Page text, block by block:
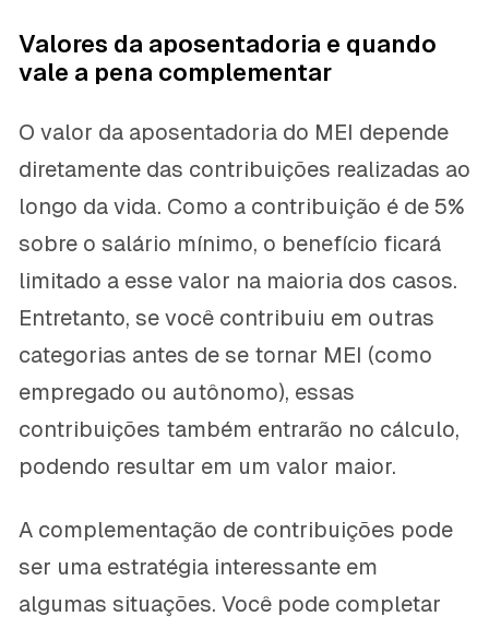
Valores da aposentadoria e quando
vale a pena complementar
O valor da aposentadoria do MEI depende
diretamente das contribuições realizadas ao
longo da vida. Como a contribuição é de 5%
sobre o salário mínimo, o benefício ficará
limitado a esse valor na maioria dos casos.
Entretanto, se você contribuiu em outras
categorias antes de se tornar MEI (como
empregado ou autônomo), essas
contribuições também entrarão no cálculo,
podendo resultar em um valor maior.
A complementação de contribuições pode
ser uma estratégia interessante em
algumas situações. Você pode completar